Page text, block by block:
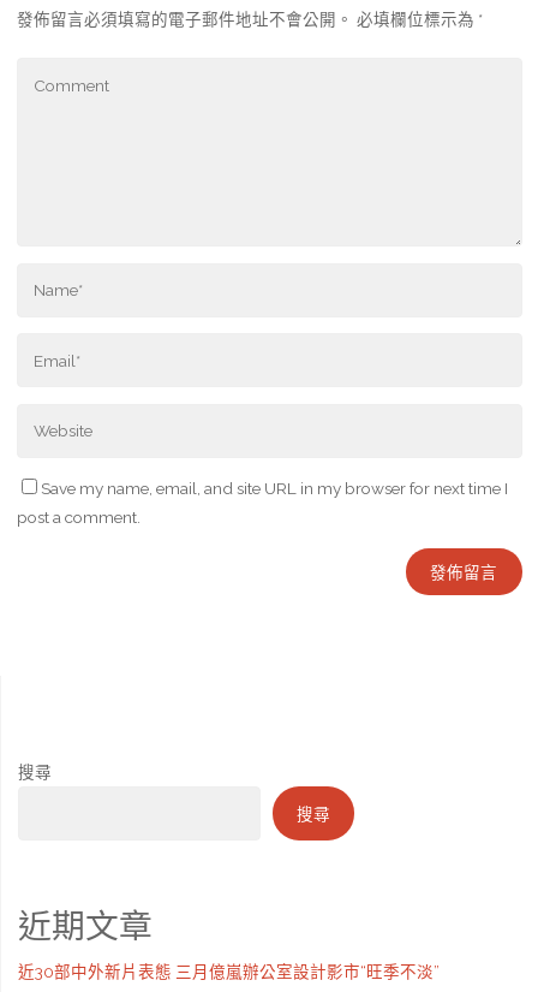
發佈留言必須填寫的電子郵件地址不會公開。 必填欄位標示為 *
Save my name, email, and site URL in my browser for next time I
post a comment.
搜尋
搜尋
近期文章
近30部中外新片表態 三月億嵐辦公室設計影市“旺季不淡”